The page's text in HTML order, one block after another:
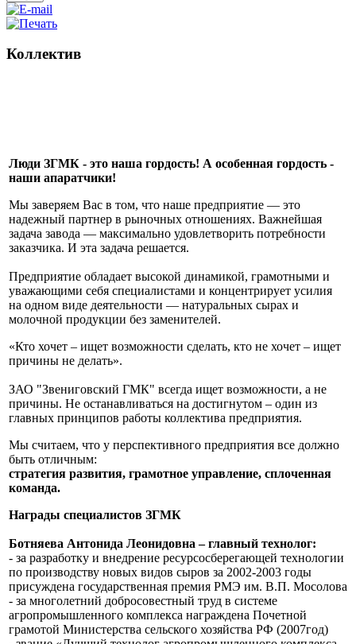
Коллектив
Люди ЗГМК - это наша гордость! А особенная гордость -
наши апаратчики!
Мы заверяем Вас в том, что наше предприятие — это
надежный партнер в рыночных отношениях. Важнейшая
задача завода — максимально удовлетворить потребности
заказчика. И эта задача решается.
Предприятие обладает высокой динамикой, грамотными и
уважающими себя специалистами и концентрирует усилия
на одном виде деятельности — натуральных сырах и
молочной продукции без заменителей.
«Кто хочет – ищет возможности сделать, кто не хочет – ищет
причины не делать».
ЗАО "Звениговский ГМК" всегда ищет возможности, а не
причины. Не останавливаться на достигнутом – один из
главных принципов работы коллектива предприятия.
Мы считаем, что у перспективного предприятия все должно
быть отличным:
стратегия развития, грамотное управление, сплоченная
команда.
Награды специалистов ЗГМК
Ботняева Антонида Леонидовна – главный технолог:
- за разработку и внедрение ресурсосберегающей технологии
по производству новых видов сыров за 2002-2003 годы
присуждена государственная премия РМЭ им. В.П. Мосолова
- за многолетний добросовестный труд в системе
агропромышленного комплекса награждена Почетной
грамотой Министерства сельского хозяйства РФ (2007год)